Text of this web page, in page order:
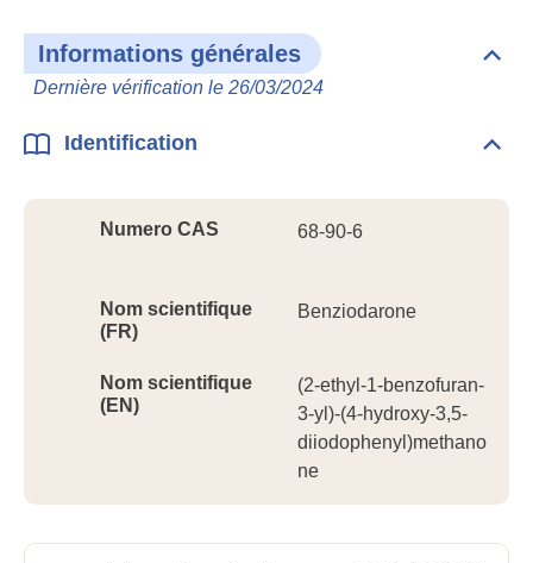
Informations générales
Dernière vérification le 26/03/2024
Identification
Numero CAS 68-90-6
Nom scientifique
(FR)
Benziodarone
Nom scientifique
(EN)
(2-ethyl-1-benzofuran-
3-yl)-(4-hydroxy-3,5-
diiodophenyl)methano
ne